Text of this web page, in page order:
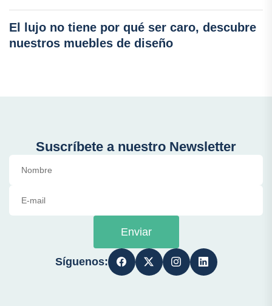
El lujo no tiene por qué ser caro, descubre
nuestros muebles de diseño
Suscríbete a nuestro Newsletter
Enviar
Síguenos: